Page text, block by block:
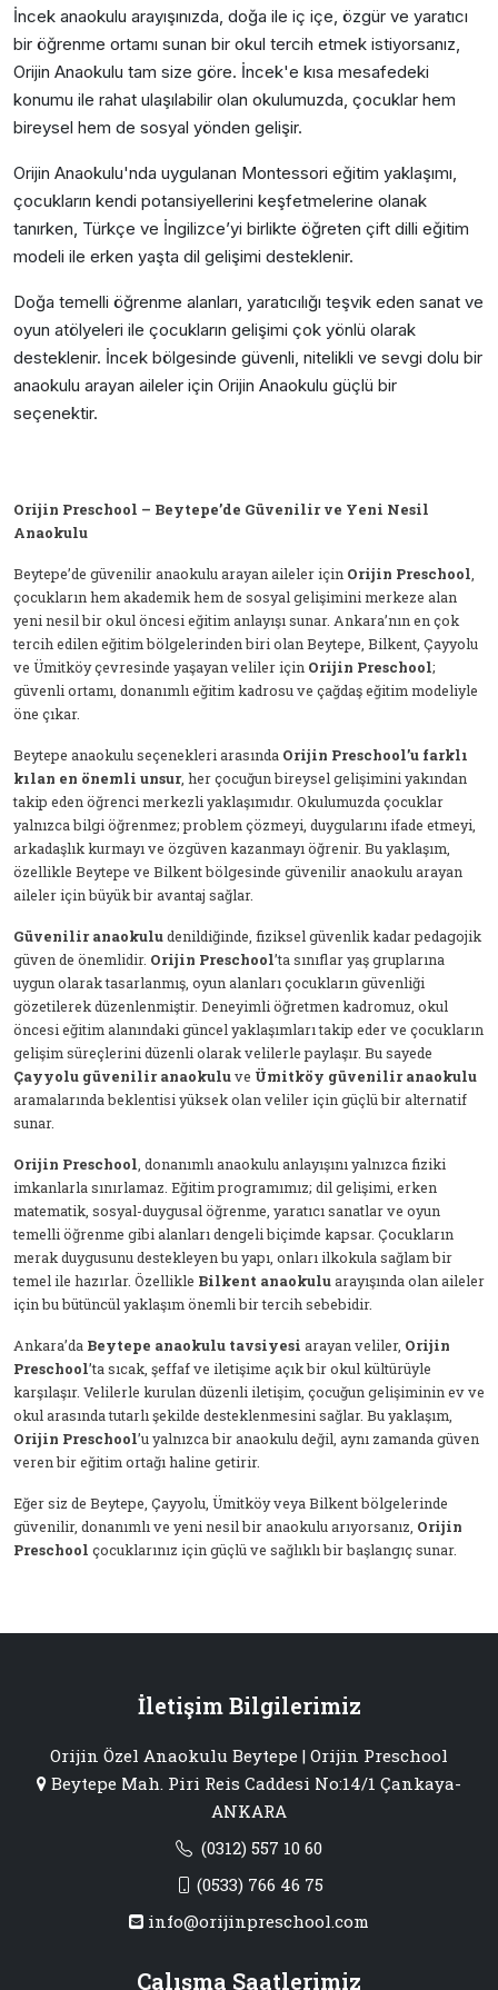
İncek anaokulu arayışınızda, doğa ile iç içe, özgür ve yaratıcı
bir öğrenme ortamı sunan bir okul tercih etmek istiyorsanız,
Orijin Anaokulu tam size göre. İncek'e kısa mesafedeki
konumu ile rahat ulaşılabilir olan okulumuzda, çocuklar hem
bireysel hem de sosyal yönden gelişir.
Orijin Anaokulu'nda uygulanan Montessori eğitim yaklaşımı,
çocukların kendi potansiyellerini keşfetmelerine olanak
tanırken, Türkçe ve İngilizce’yi birlikte öğreten çift dilli eğitim
modeli ile erken yaşta dil gelişimi desteklenir.
Doğa temelli öğrenme alanları, yaratıcılığı teşvik eden sanat ve
oyun atölyeleri ile çocukların gelişimi çok yönlü olarak
desteklenir. İncek bölgesinde güvenli, nitelikli ve sevgi dolu bir
anaokulu arayan aileler için Orijin Anaokulu güçlü bir
seçenektir.
Orijin Preschool – Beytepe’de Güvenilir ve Yeni Nesil
Anaokulu
Beytepe’de güvenilir anaokulu arayan aileler için Orijin Preschool
çocukların hem akademik hem de sosyal gelişimini merkeze alan
yeni nesil bir okul öncesi eğitim anlayışı sunar. Ankara’nın en çok
tercih edilen eğitim bölgelerinden biri olan Beytepe, Bilkent, Çayyolu
ve Ümitköy çevresinde yaşayan veliler için Orijin Preschool;
güvenli ortamı, donanımlı eğitim kadrosu ve çağdaş eğitim modeliyle
öne çıkar.
Beytepe anaokulu seçenekleri arasında Orijin Preschool’u farklı
kılan en önemli unsur, her çocuğun bireysel gelişimini yakından
takip eden öğrenci merkezli yaklaşımıdır. Okulumuzda çocuklar
yalnızca bilgi öğrenmez; problem çözmeyi, duygularını ifade etmeyi,
arkadaşlık kurmayı ve özgüven kazanmayı öğrenir. Bu yaklaşım,
özellikle Beytepe ve Bilkent bölgesinde güvenilir anaokulu arayan
aileler için büyük bir avantaj sağlar.
Güvenilir anaokuludenildiğinde, fiziksel güvenlik kadar pedagojik
güven de önemlidir. Orijin Preschool’ta sınıflar yaş gruplarına
uygun olarak tasarlanmış, oyun alanları çocukların güvenliği
gözetilerek düzenlenmiştir. Deneyimli öğretmen kadromuz, okul
öncesi eğitim alanındaki güncel yaklaşımları takip eder ve çocukların
gelişim süreçlerini düzenli olarak velilerle paylaşır. Bu sayede
Çayyolu güvenilir anaokuluve Ümitköy güvenilir anaokulu
aramalarında beklentisi yüksek olan veliler için güçlü bir alternatif
sunar.
Orijin Preschool , donanımlı anaokulu anlayışını yalnızca fiziki
imkanlarla sınırlamaz. Eğitim programımız; dil gelişimi, erken
matematik, sosyal-duygusal öğrenme, yaratıcı sanatlar ve oyun
temelli öğrenme gibi alanları dengeli biçimde kapsar. Çocukların
merak duygusunu destekleyen bu yapı, onları ilkokula sağlam bir
temel ile hazırlar. Özellikle Bilkent anaokuluarayışında olan aileler
için bu bütüncül yaklaşım önemli bir tercih sebebidir.
Ankara’da Beytepe anaokulu tavsiyesi arayan veliler, Orijin
Preschool’ta sıcak, şeffaf ve iletişime açık bir okul kültürüyle
karşılaşır. Velilerle kurulan düzenli iletişim, çocuğun gelişiminin ev ve
okul arasında tutarlı şekilde desteklenmesini sağlar. Bu yaklaşım,
Orijin Preschool’u yalnızca bir anaokulu değil, aynı zamanda güven
veren bir eğitim ortağı haline getirir.
Eğer siz de Beytepe, Çayyolu, Ümitköy veya Bilkent bölgelerinde
güvenilir, donanımlı ve yeni nesil bir anaokulu arıyorsanız, Orijin
Preschool çocuklarınız için güçlü ve sağlıklı bir başlangıç sunar.
İletişim Bilgilerimiz
Orijin Özel Anaokulu Beytepe | Orijin Preschool
Beytepe Mah. Piri Reis Caddesi No:14/1 Çankaya-
ANKARA
(0312) 557 10 60
(0533) 766 46 75
info@orijinpreschool.com
Çalışma Saatlerimiz